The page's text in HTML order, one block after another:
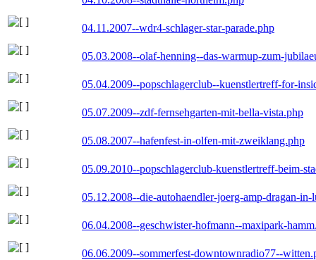
04.11.2007--wdr4-schlager-star-parade.php
05.03.2008--olaf-henning--das-warmup-zum-
05.04.2009--popschlagerclub--kuenstlertreff-for-
05.07.2009--zdf-fernsehgarten-mit-bella-vista.php
05.08.2007--hafenfest-in-olfen-mit-zweiklang.php
05.09.2010--popschlagerclub-kuenstlertreff-beim-
05.12.2008--die-autohaendler-joerg-amp-dragan-in-
06.04.2008--geschwister-hofmann--maxipark-
06.06.2009--sommerfest-downtownradio77--